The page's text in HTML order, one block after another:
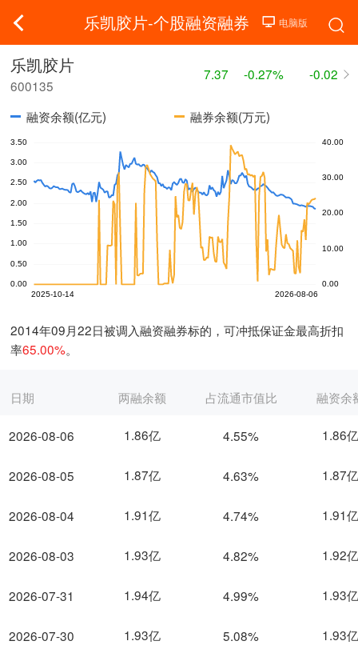
乐凯胶片-个股融资融券
乐凯胶片
600135
7.37 -0.27% -0.02
融资余额(亿元) 融券余额(万元)
2014年09月22日被调入融资融券标的，可冲抵保证金最高折扣
率65.00%。
日期
2026-08-06
2026-08-05
2026-08-04
2026-08-03
2026-07-31
2026-07-30
两融余额 占流通市值比 融资余
1.86亿 4.55% 1.86亿
1.87亿 4.63% 1.87亿
1.91亿 4.74% 1.91亿
1.93亿 4.82% 1.92亿
1.94亿 4.99% 1.93亿
1.93亿 5.08% 1.93亿